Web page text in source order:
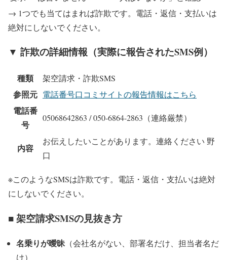
→ 1つでも当てはまれば詐欺です。電話・返信・支払いは
絶対にしないでください。
▼ 詐欺の詳細情報（実際に報告されたSMS例）
種類 架空請求・詐欺SMS
参照元 電話番号口コミサイトの報告情報はこちら
電話番
号
05068642863 / 050-6864-2863 （連絡厳禁）
内容
お伝えしたいことがあります。連絡ください 野
口
※このようなSMSは詐欺です。電話・返信・支払いは絶対
にしないでください。
■ 架空請求SMSの見抜き方
名乗りが曖昧 （会社名がない、部署名だけ、担当者名だ
け）